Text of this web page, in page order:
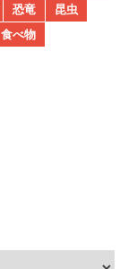
恐竜
昆虫
食べ物